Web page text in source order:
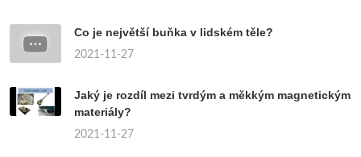
Co je největší buňka v lidském těle?
2021-11-27
Jaký je rozdíl mezi tvrdým a měkkým magnetickým
materiály?
2021-11-27